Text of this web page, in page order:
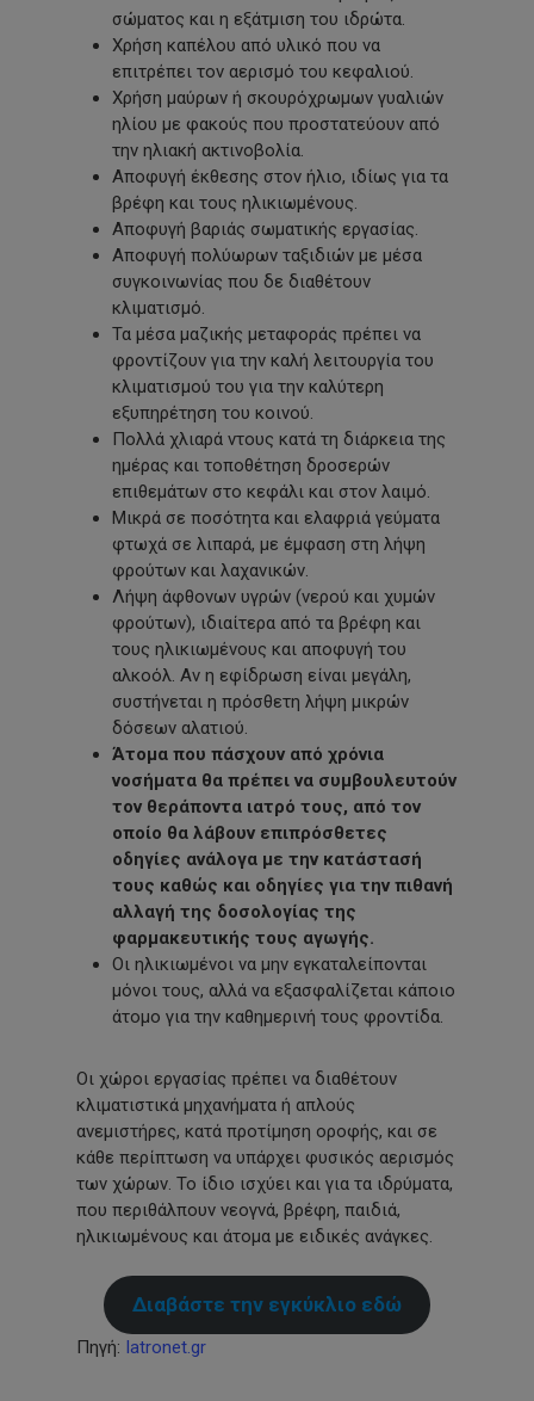
σώματος και η εξάτμιση του ιδρώτα.
Χρήση καπέλου από υλικό που να
επιτρέπει τον αερισμό του κεφαλιού.
Χρήση μαύρων ή σκουρόχρωμων γυαλιών
ηλίου με φακούς που προστατεύουν από
την ηλιακή ακτινοβολία.
Αποφυγή έκθεσης στον ήλιο, ιδίως για τα
βρέφη και τους ηλικιωμένους.
Αποφυγή βαριάς σωματικής εργασίας.
Αποφυγή πολύωρων ταξιδιών με μέσα
συγκοινωνίας που δε διαθέτουν
κλιματισμό.
Τα μέσα μαζικής μεταφοράς πρέπει να
φροντίζουν για την καλή λειτουργία του
κλιματισμού του για την καλύτερη
εξυπηρέτηση του κοινού.
Πολλά χλιαρά ντους κατά τη διάρκεια της
ημέρας και τοποθέτηση δροσερών
επιθεμάτων στο κεφάλι και στον λαιμό.
Μικρά σε ποσότητα και ελαφριά γεύματα
φτωχά σε λιπαρά, με έμφαση στη λήψη
φρούτων και λαχανικών.
Λήψη άφθονων υγρών (νερού και χυμών
φρούτων), ιδιαίτερα από τα βρέφη και
τους ηλικιωμένους και αποφυγή του
αλκοόλ. Αν η εφίδρωση είναι μεγάλη,
συστήνεται η πρόσθετη λήψη μικρών
δόσεων αλατιού.
Άτομα που πάσχουν από χρόνια
νοσήματα θα πρέπει να συμβουλευτούν
τον θεράποντα ιατρό τους, από τον
οποίο θα λάβουν επιπρόσθετες
οδηγίες ανάλογα με την κατάστασή
τους καθώς και οδηγίες για την πιθανή
αλλαγή της δοσολογίας της
φαρμακευτικής τους αγωγής.
Οι ηλικιωμένοι να μην εγκαταλείπονται
μόνοι τους, αλλά να εξασφαλίζεται κάποιο
άτομο για την καθημερινή τους φροντίδα.
Οι χώροι εργασίας πρέπει να διαθέτουν
κλιματιστικά μηχανήματα ή απλούς
ανεμιστήρες, κατά προτίμηση οροφής, και σε
κάθε περίπτωση να υπάρχει φυσικός αερισμός
των χώρων. Το ίδιο ισχύει και για τα ιδρύματα,
που περιθάλπουν νεογνά, βρέφη, παιδιά,
ηλικιωμένους και άτομα με ειδικές ανάγκες.
Διαβάστε την εγκύκλιο εδώ
Πηγή: Iatronet.gr